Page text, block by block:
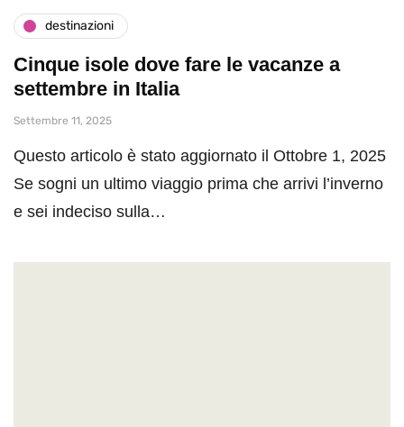
destinazioni
Cinque isole dove fare le vacanze a
settembre in Italia
Settembre 11, 2025
Questo articolo è stato aggiornato il Ottobre 1, 2025
Se sogni un ultimo viaggio prima che arrivi l’inverno
e sei indeciso sulla…